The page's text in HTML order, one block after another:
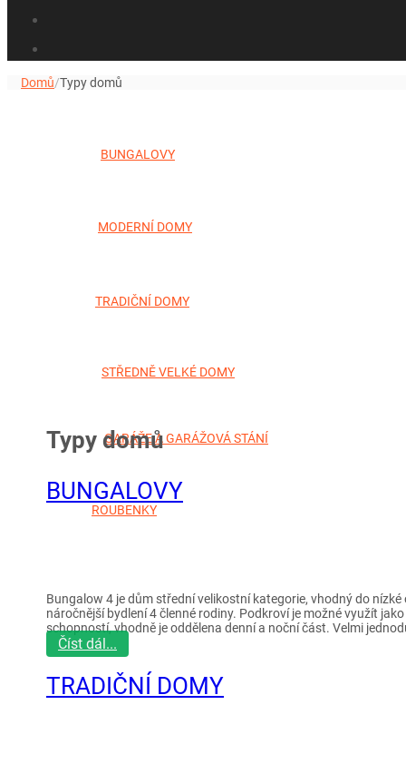
Domů/Typy domů
BUNGALOVY
MODERNÍ DOMY
TRADIČNÍ DOMY
STŘEDNĚ VELKÉ DOMY
GARÁŽE A GARÁŽOVÁ STÁNÍ
ROUBENKY
Typy domů
BUNGALOVY
Bungalow 4 je dům střední velikostní kategorie, vhodný do
náročnější bydlení 4 členné rodiny. Podkroví je možné využít
schopností, vhodně je oddělena denní a noční část. Velmi
Číst dál...
TRADIČNÍ DOMY